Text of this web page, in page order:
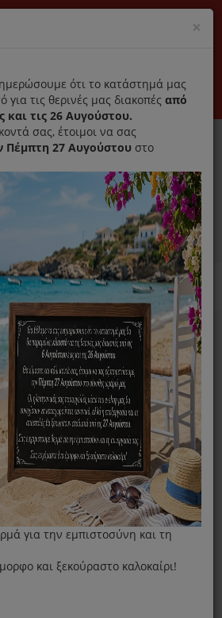
ανταλλακτικά
Εγγραφή Εταιρεία Επικοινωνία
0
συσκευών MENU
Μηχανών/ Κρεατομηχανών
Λεπτές Φέτες Για Τον Πολυκόπτη
SS-193079
×
ότι το κατάστημά μας
για τις θερινές μας διακοπές από
και τις 26 Αυγούστου.
σας, έτοιμοι να σας
Πέμπτη 27 Αυγούστου στο
για την εμπιστοσύνη και τη
και ξεκούραστο καλοκαίρι!